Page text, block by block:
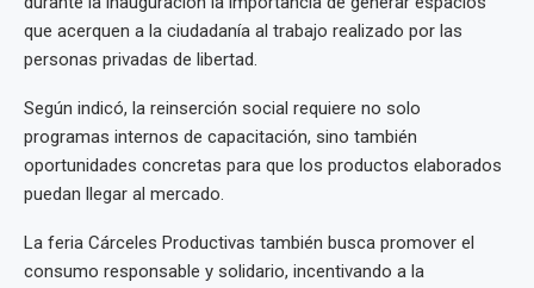
que acerquen a la ciudadanía al trabajo realizado por las
personas privadas de libertad.
Según indicó, la reinserción social requiere no solo
programas internos de capacitación, sino también
oportunidades concretas para que los productos elaborados
puedan llegar al mercado.
La feria Cárceles Productivas también busca promover el
consumo responsable y solidario, incentivando a la